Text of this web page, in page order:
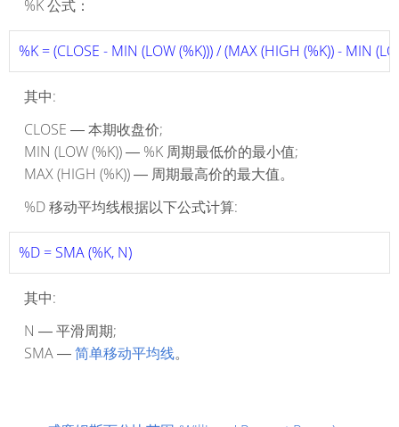
%K 公式：
%K = (CLOSE - MIN (LOW (%K))) / (MAX (HIGH (%K)) - MIN
其中:
CLOSE ― 本期收盘价;
MIN (LOW (%K)) ― %K 周期最低价的最小值;
MAX (HIGH (%K)) ― 周期最高价的最大值。
%D 移动平均线根据以下公式计算:
%D = SMA (%K, N)
其中:
N ― 平滑周期;
SMA ―简单移动平均线。